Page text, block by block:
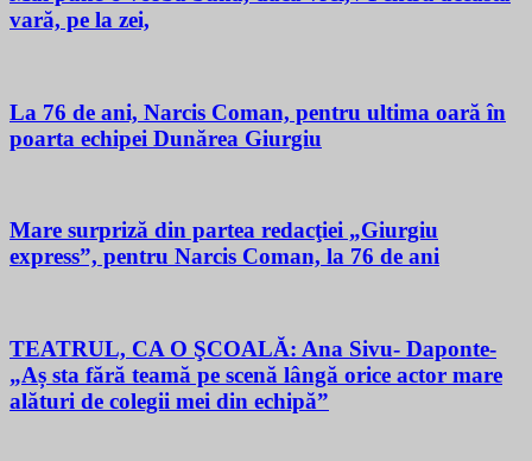
vară, pe la zei,
La 76 de ani, Narcis Coman, pentru ultima oară în
poarta echipei Dunărea Giurgiu
Mare surpriză din partea redacţiei „Giurgiu
express”, pentru Narcis Coman, la 76 de ani
TEATRUL, CA O ŞCOALĂ: Ana Sivu- Daponte-
„Aș sta fără teamă pe scenă lângă orice actor mare
alături de colegii mei din echipă”